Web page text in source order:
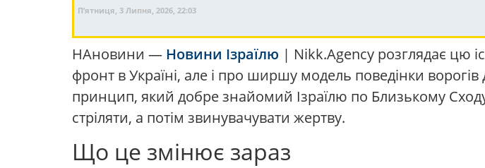
П’ятниця, 3 Липня, 2026, 22:03
НАновини — Новини Ізраїлю | Nikk.Agency розглядає цю
фронт в Україні, але і про ширшу модель поведінки
принцип, який добре знайомий Ізраїлю по Близькому
стріляти, а потім звинувачувати жертву.
Що це змінює зараз